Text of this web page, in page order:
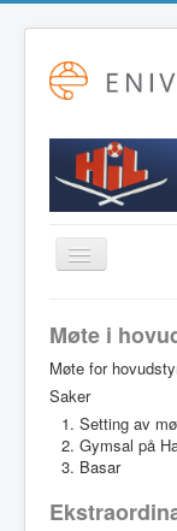
Toggle
Navigation
Fotball
Friidrett
Langrenn
Hovudstyret
Møte i
Møte for
Saker
Setting av
Gymsal på
Basar